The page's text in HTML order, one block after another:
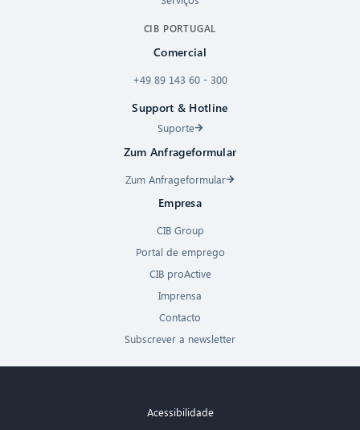
CIB PORTUGAL
Comercial
+49 89 143 60 - 300
Support & Hotline
Suporte
Zum Anfrageformular
Zum Anfrageformular
Empresa
CIB Group
Portal de emprego
CIB proActive
Imprensa
Contacto
Subscrever a newsletter
Acessibilidade